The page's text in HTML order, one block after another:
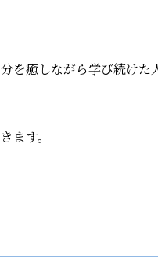
を癒しながら学び続けた
ます。